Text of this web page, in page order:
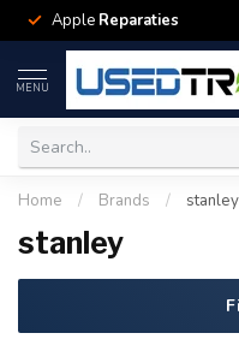
Apple Reparaties
MENU
Home / Brands / stanley
stanley